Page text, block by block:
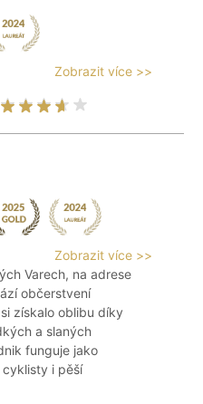
Zobrazit více >>
Zobrazit více >>
Varech, na adrese
občerstvení
získalo oblibu díky
a slaných
funguje jako
i pěší